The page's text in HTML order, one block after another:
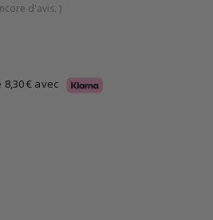
d'avis. )
8,30€ avec